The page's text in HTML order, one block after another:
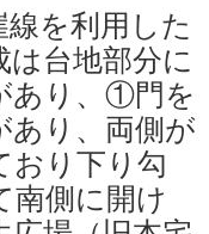
を利用した
は台地部分に
あり、①門を
あり、両側が
おり下り勾
南側に開け